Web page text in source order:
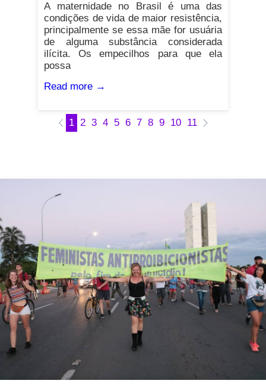
A maternidade no Brasil é uma das
condições de vida de maior resistência,
principalmente se essa mãe for usuária
de alguma substância considerada
ilícita. Os empecilhos para que ela
possa
Read more →
1 2 3 4 5 6 7 8 9 10 11